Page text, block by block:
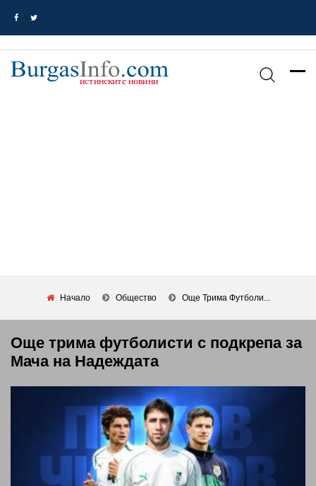
Начало Общество Още Трима Футболи...
Още трима футболисти с подкрепа за
Мача на Надеждата